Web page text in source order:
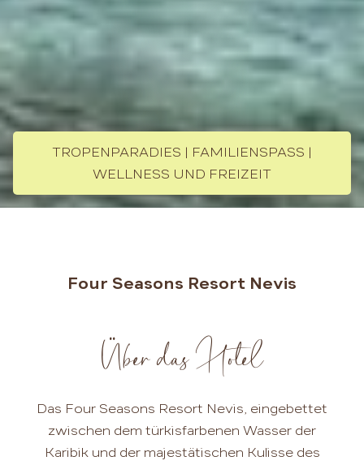
TROPENPARADIES | FAMILIENSPASS | W
ELLNESS UND FREIZEIT
Four Seasons Resort Nevis
Über das Hotel
Das Four Seasons Resort Nevis, eingebettet
zwischen dem türkisfarbenen Wasser der
Karibik und der majestätischen Kulisse des